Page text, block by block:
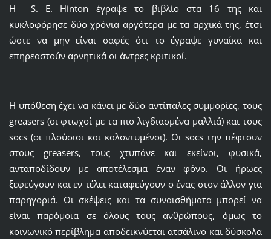
H S. E. Hinton έγραψε το βιβλίο στα 16 της και
κυκλοφόρησε δύο χρόνια αργότερα με τα αρχικά της, έτσι
ώστε να μην είναι σαφές ότι το έγραψε γυναίκα και
επηρεαστούν αρνητικά οι άντρες κριτικοί.
Η υπόθεση έχει να κάνει με δύο αντίπαλες συμμορίες, τους
greasers (οι φτωχοί με τα πιο λιγδιασμένα μαλλιά) και τους
socs (οι πλούσιοι και καλοντυμένοι). Οι socs την πέφτουν
στους greasers, τους χτυπάνε και εκείνοι, φυσικά,
ανταποδίδουν με αποτέλεσμα έναν φόνο. Οι ήρωες
ξεφεύγουν και εν τέλει καταφεύγουν ο ένας στον άλλον για
παρηγοριά. Οι σκέψεις και τα συναισθήματα μπορεί να
είναι παρόμοια σε όλους τους ανθρώπους, όμως το
κοινωνικό περίβλημα αποδεικνύεται ατσάλινο και δύσκολα